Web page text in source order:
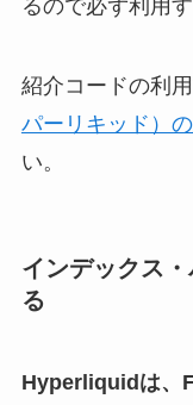
るので必ず利用
紹介コードの利用
パーリキッド）
い。
インデックス
る
Hyperliquidは、